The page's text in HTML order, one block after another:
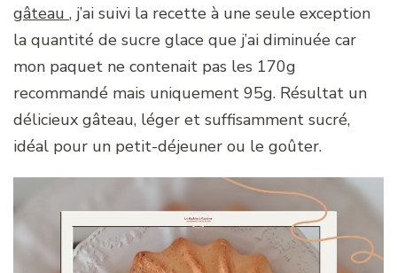
gâteau , j’ai suivi la recette à une seule exception
la quantité de sucre glace que j’ai diminuée car
mon paquet ne contenait pas les 170g
recommandé mais uniquement 95g. Résultat un
délicieux gâteau, léger et suffisamment sucré,
idéal pour un petit-déjeuner ou le goûter.